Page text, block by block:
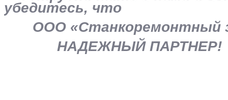
убедитесь, что
ООО «Станкоремонтный
НАДЕЖНЫЙ ПАРТНЕР!